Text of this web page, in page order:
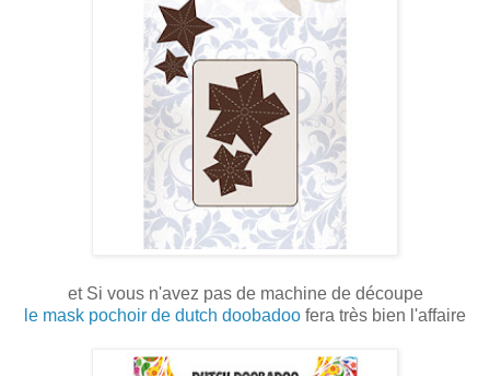
et Si vous n'avez pas de machine de découpe
le mask pochoir de dutch doobadoo fera très bien l'affaire